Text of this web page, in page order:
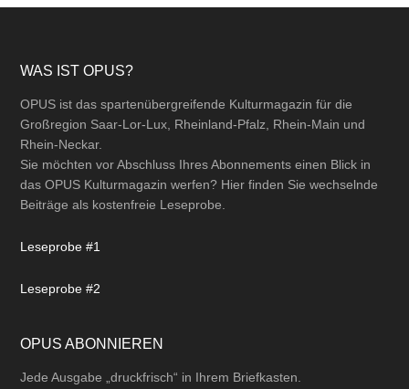
Footer
WAS IST OPUS?
OPUS ist das spartenübergreifende Kulturmagazin für die
Großregion Saar-Lor-Lux, Rheinland-Pfalz, Rhein-Main und
Rhein-Neckar.
Sie möchten vor Abschluss Ihres Abonnements einen Blick in
das OPUS Kulturmagazin werfen? Hier finden Sie wechselnde
Beiträge als kostenfreie Leseprobe.
Leseprobe #1
Leseprobe #2
OPUS ABONNIEREN
Jede Ausgabe „druckfrisch“ in Ihrem Briefkasten.